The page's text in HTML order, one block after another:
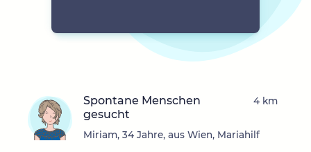
Spontane Menschen
gesucht
Miriam, 34 Jahre, aus Wien, Mariahilf
4 km